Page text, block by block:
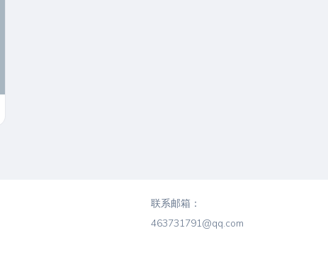
联系邮箱：
463731791@qq.com